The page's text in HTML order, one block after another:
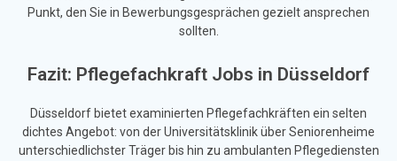
Punkt, den Sie in Bewerbungsgesprächen gezielt ansprechen
sollten.
Fazit: Pflegefachkraft Jobs in Düsseldorf
Düsseldorf bietet examinierten Pflegefachkräften ein selten
dichtes Angebot: von der Universitätsklinik über Seniorenheime
unterschiedlichster Träger bis hin zu ambulanten Pflegediensten